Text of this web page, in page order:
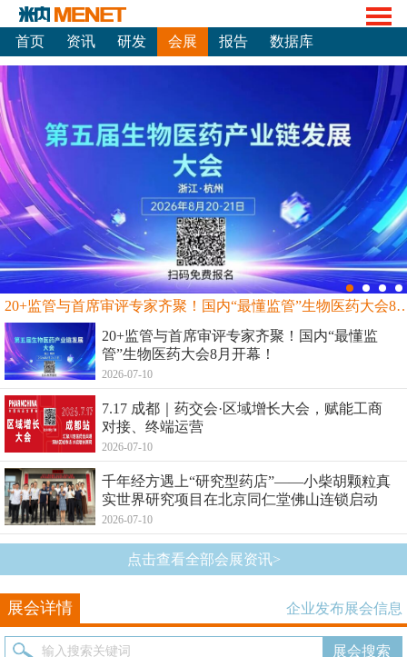
首页 资讯 研发 会展 报告 数据库
20+监管与首席审评专家齐聚！国内“最
20+监管与首席审评专家齐聚！国内“最懂监
管”生物医药大会8月开幕！
2026-07-10
7.17 成都｜药交会·区域增长大会，赋能工商
对接、终端运营
2026-07-10
千年经方遇上“研究型药店”——小柴胡颗粒真
实世界研究项目在北京同仁堂佛山连锁启动
2026-07-10
点击查看全部会展资讯>
展会详情 企业发布展会信息